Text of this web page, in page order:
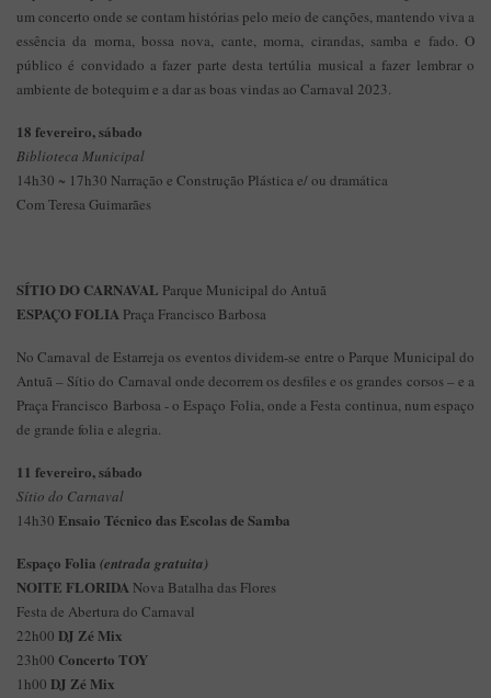
um concerto onde se contam histórias pelo meio de canções, mantendo viva a
essência da morna, bossa nova, cante, morna, cirandas, samba e fado. O
público é convidado a fazer parte desta tertúlia musical a fazer lembrar o
ambiente de botequim e a dar as boas vindas ao Carnaval 2023.
18 fevereiro, sábado
Biblioteca Municipal
14h30 ~ 17h30 Narração e Construção Plástica e/ ou dramática
Com Teresa Guimarães
SÍTIO DO CARNAVAL Parque Municipal do Antuã
ESPAÇO FOLIA Praça Francisco Barbosa
No Carnaval de Estarreja os eventos dividem-se entre o Parque Municipal do
Antuã – Sítio do Carnaval onde decorrem os desfiles e os grandes corsos – e a
Praça Francisco Barbosa - o Espaço Folia, onde a Festa continua, num espaço
de grande folia e alegria.
11 fevereiro, sábado
Sítio do Carnaval
14h30 Ensaio Técnico das Escolas de Samba
Espaço Folia (entrada gratuita)
NOITE FLORIDA Nova Batalha das Flores
Festa de Abertura do Carnaval
22h00 DJ Zé Mix
23h00 Concerto TOY
1h00 DJ Zé Mix